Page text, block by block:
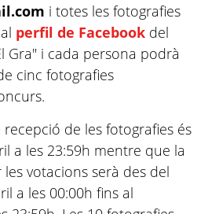
i totes les fotografies
perfil de Facebook del
Gra" i cada persona podrà
cinc fotografies
recepció de les fotografies és
a les 23:59h mentre que la
votacions serà des del
a les 00:00h fins al